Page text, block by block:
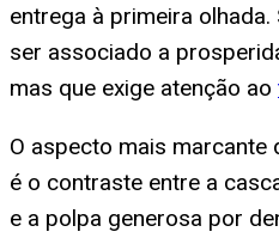
entrega à primeira
ser associado a
mas que exige atenção ao
O aspecto mais marcante
é o contraste entre a
e a polpa generosa por